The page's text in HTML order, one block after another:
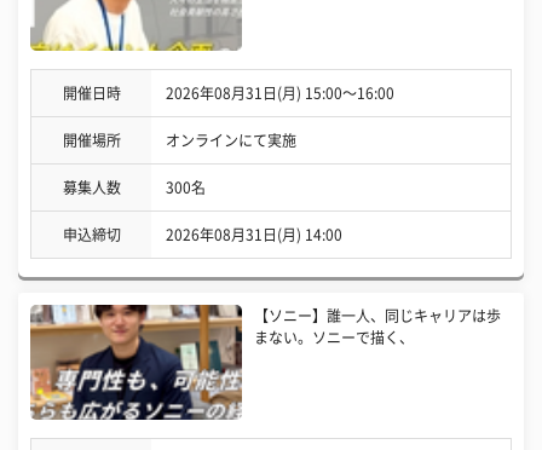
開催日時 2026年08月31日(月) 15:00〜16:00
開催場所 オンラインにて実施
募集人数 300名
申込締切 2026年08月31日(月) 14:00
【ソニー】誰一人、同じキャリアは歩
まない。ソニーで描く、